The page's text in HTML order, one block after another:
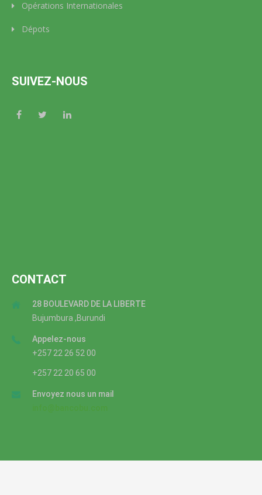
Opérations Internationales
Dépots
SUIVEZ-NOUS
CONTACT
28 BOULEVARD DE LA LIBERTE
Bujumbura ,Burundi
Appelez-nous
+257 22 26 52 00
+257 22 20 65 00
Envoyez nous un mail